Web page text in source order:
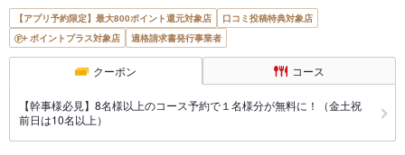
【アプリ予約限定】最大800ポイント還元対象店
口コミ投稿特典対象店
ポイントプラス対象店
適格請求書発行事業者
クーポン コース
【幹事様必見】8名様以上のコース予約で１名様分が無料に！（金土祝
前日は10名以上）